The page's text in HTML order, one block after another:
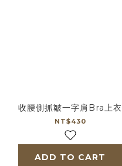
收腰側抓皺一字肩Bra上衣
NT$430
ADD TO CART